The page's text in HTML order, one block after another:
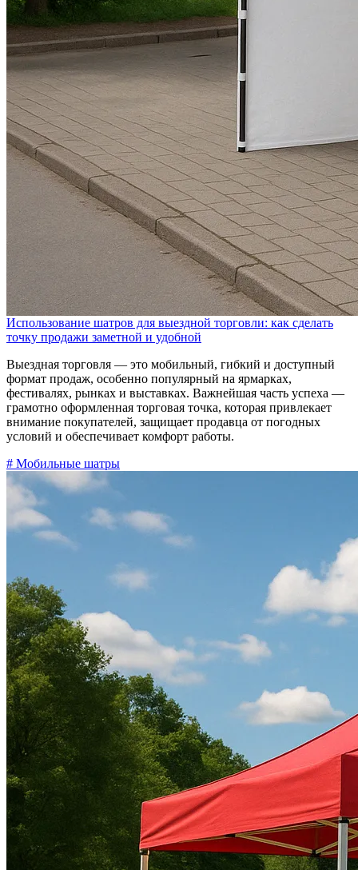
Использование шатров для выездной торговли: как сделать
точку продажи заметной и удобной
Выездная торговля — это мобильный, гибкий и доступный
формат продаж, особенно популярный на ярмарках,
фестивалях, рынках и выставках. Важнейшая часть успеха —
грамотно оформленная торговая точка, которая привлекает
внимание покупателей, защищает продавца от погодных
условий и обеспечивает комфорт работы.
# Мобильные шатры